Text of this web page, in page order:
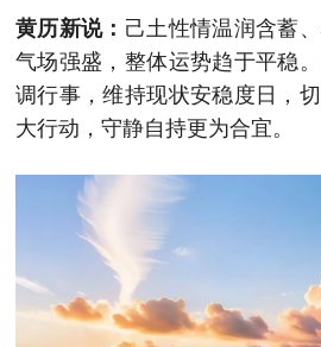
黄历新说： 己土性情温润含蓄
气场强盛，整体运势趋于平稳
调行事，维持现状安稳度日，
大行动，守静自持更为合宜。